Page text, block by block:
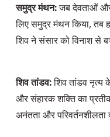
समुद्र मंथन: जब देवताओं
लिए समुद्र मंथन किया, तब
शिव ने संसार को विनाश से
शिव तांडव: शिव तांडव नृत्य
और संहारक शक्ति का
अनंतता और परिवर्तनशीलता